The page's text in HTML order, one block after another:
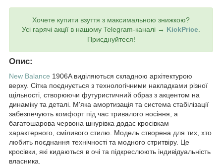
Хочете купити взуття з максимальною знижкою?
Усі гарячі акції в нашому Telegram-каналі → KickPrice
Приєднуйтеся!
Опис:
New Balance 1906A виділяються складною архітектурою
верху. Сітка поєднується з технологічними накладками різної
щільності, створюючи футуристичний образ з акцентом на
динаміку та деталі. М'яка амортизація та система стабілізації
забезпечують комфорт під час тривалого носіння, а
багатошарова червона шнурівка додає кросівкам
характерного, сміливого стилю. Модель створена для тих, хто
любить поєднання технічності та модного стритвіру. Це
кросівки, які кидаються в очі та підкреслюють індивідуальність
власника.